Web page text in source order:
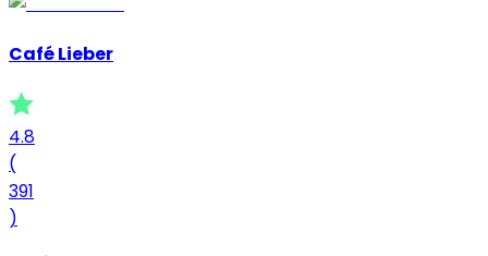
Café Lieber
4.8
(
391
)